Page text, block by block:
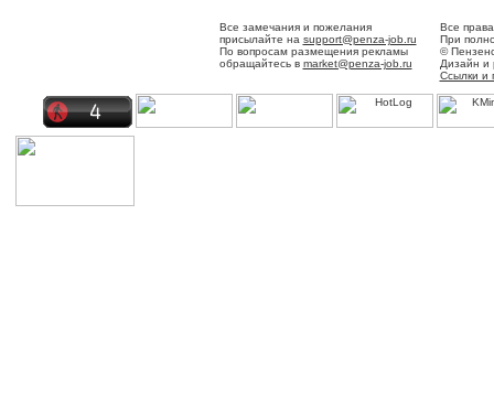
Все замечания и пожелания
присылайте на support@penza-job.ru
По вопросам размещения рекламы
обращайтесь в market@penza-job.ru
Все
При
©
Дизайн и
Ссылки и